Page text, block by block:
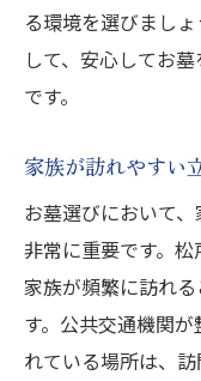
る環境を選びまし
して、安心してお
です。
家族が訪れやすい
お墓選びにおいて
非常に重要です。松
家族が頻繁に訪れ
す。公共交通機関
れている場所は、